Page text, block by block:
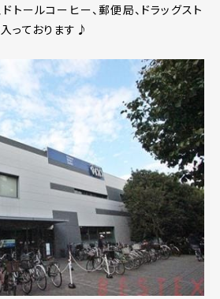
ドトールコーヒー、郵便局、ドラッグスト
っております♪